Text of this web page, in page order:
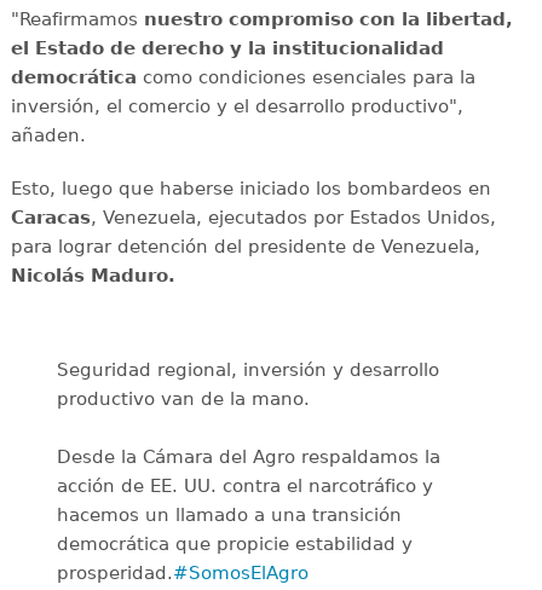
"Reafirmamos nuestro compromiso con la libertad,
el Estado de derecho y la institucionalidad
democrática como condiciones esenciales para la
inversión, el comercio y el desarrollo productivo",
añaden.
Esto, luego que haberse iniciado los bombardeos en
Caracas, Venezuela, ejecutados por Estados Unidos,
para lograr detención del presidente de Venezuela,
Nicolás Maduro.
Seguridad regional, inversión y desarrollo
productivo van de la mano.
Desde la Cámara del Agro respaldamos la
acción de EE. UU. contra el narcotráfico y
hacemos un llamado a una transición
democrática que propicie estabilidad y
prosperidad.#SomosElAgro